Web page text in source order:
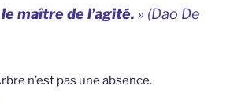
maître de l’agité. » (Dao De
n’est pas une absence.